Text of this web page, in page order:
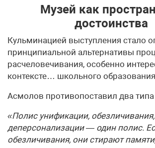
Музей как
достоинства
Кульминацией выступления стало
принципиальной альтернативы
расчеловечивания, особенно
контексте… школьного
Асмолов противопоставил два типа
«Полис унификации, обезличивания,
деперсонализации — один полис.
обезличивания, они стирают